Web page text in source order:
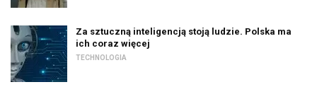
Za sztuczną inteligencją stoją ludzie. Polska ma
ich coraz więcej
TECHNOLOGIA